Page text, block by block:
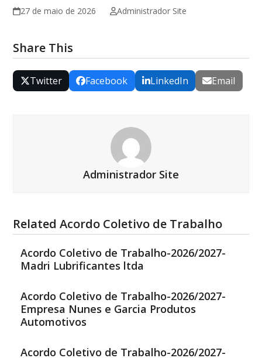
27 de maio de 2026 Administrador Site
Share This
Twitter Facebook LinkedIn Email
Administrador Site
Related Acordo Coletivo de Trabalho
Acordo Coletivo de Trabalho-2026/2027-
Madri Lubrificantes ltda
Acordo Coletivo de Trabalho-2026/2027-
Empresa Nunes e Garcia Produtos
Automotivos
Acordo Coletivo de Trabalho-2026/2027-